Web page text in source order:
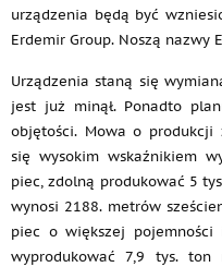
urządzenia będą być
Erdemir Group. Noszą nazwy
Urządzenia staną się
jest już minął. Ponadto
objętości. Mowa o produkcji
się wysokim wskaźnikiem
piec, zdolną produkować 5
wynosi 2188. metrów
piec o większej
wyprodukować 7,9 tys. ton